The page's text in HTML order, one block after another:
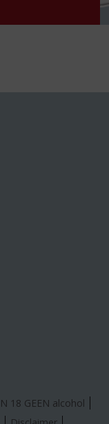
18 GEEN alcohol